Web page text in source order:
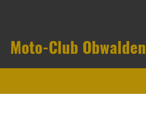
Moto-Club Obwalden